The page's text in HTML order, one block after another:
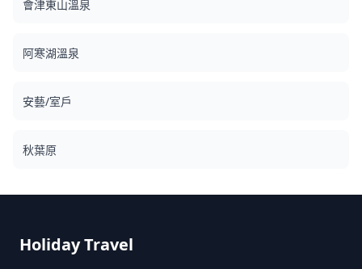
會津東山溫泉
阿寒湖溫泉
安藝/室戶
秋葉原
Holiday Travel